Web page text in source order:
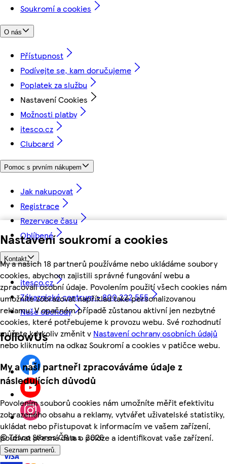
Nastavení soukromí a cookies
My a našich 18 partnerů používáme nebo ukládáme soubory
cookies, abychom zajistili správné fungování webu a
zpracovali osobní údaje. Povolením použití všech cookies nám
umožníte zobrazovat například také personalizovanou
reklamu. V opačném případě zůstanou aktivní jen nezbytné
cookies, které potřebujeme k provozu webu. Své rozhodnutí
můžete kdykoliv změnit v Nastavení ochrany osobních údajů
nebo kliknutím na odkaz Soukromí a cookies v patičce webu.
My a naši partneři zpracováváme údaje z
následujících důvodů
Povolením souborů cookies nám umožníte měřit efektivitu
zobrazeného obsahu a reklamy, vytvářet uživatelské statistiky,
ukládat nebo přistupovat k informacím ve vašem zařízení,
používat přesná data o poloze a identifikovat vaše zařízení.
Seznam partnerů.
Soukromí a cookies
O nás
Přístupnost
Podívejte se, kam doručujeme
Poplatek za službu
Nastavení Cookies
Možnosti platby
itesco.cz
Clubcard
Pomoc s prvním nákupem
Jak nakupovat
Registrace
Rezervace času
Oblíbené
Kontakt
itesco.cz
Zákaznické centrum - 800 222 555
Naše obchody
followUs
©Tesco Stores ČR a.s. 2026